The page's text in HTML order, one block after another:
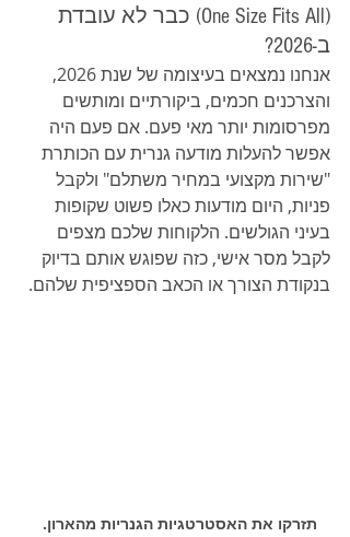
(One Size Fits All) כבר לא עובדת
ב-2026?
אנחנו נמצאים בעיצומה של שנת 2026,
והצרכנים חכמים, ביקורתיים ומותשים
מפרסומות יותר מאי פעם. אם פעם היה
אפשר להעלות מודעה גנרית עם הכותרת
"שירות מקצועי במחיר משתלם" ולקבל
פניות, היום מודעות כאלו פשוט שקופות
בעיני הגולשים. הלקוחות שלכם מצפים
לקבל מסר אישי, כזה שפוגש אותם בדיוק
בנקודת הצורך או הכאב הספציפית שלהם.
תזרקו את האסטרטגיות הגנריות מהארון.